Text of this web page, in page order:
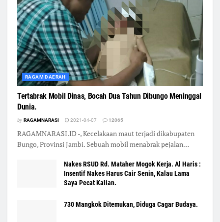
RAGAM DAERAH
Tertabrak Mobil Dinas, Bocah Dua Tahun Dibungo Meninggal
Dunia.
by RAGAMNARASI 2021-04-07 12065
RAGAMNARASI.ID -, Kecelakaan maut terjadi dikabupaten
Bungo, Provinsi Jambi. Sebuah mobil menabrak pejalan…
Nakes RSUD Rd. Mataher Mogok Kerja. Al Haris :
Insentif Nakes Harus Cair Senin, Kalau Lama
Saya Pecat Kalian.
730 Mangkok Ditemukan, Diduga Cagar Budaya.